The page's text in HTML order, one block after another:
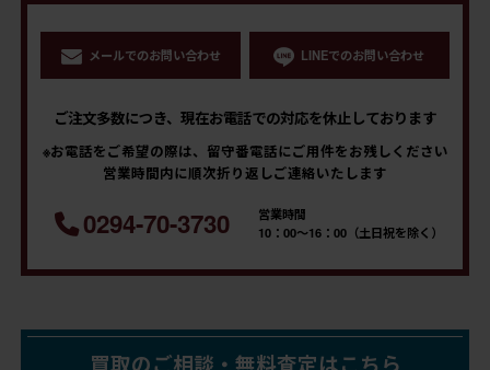
メールでのお問い合わせ LINEでのお問い合わせ
ご注文多数につき、現在お電話での対応を休止しております
※お電話をご希望の際は、留守番電話にご用件をお残しください
営業時間内に順次折り返しご連絡いたします
0294-70-3730
営業時間
10：00～16：00（土日祝を除く）
買取のご相談・無料査定はこちら